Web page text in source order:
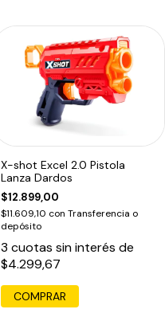
X-shot Excel 2.0 Pistola
Lanza Dardos
$12.899,00
$11.609,10 con Transferencia o
depósito
3 cuotas sin interés de
$4.299,67
COMPRAR